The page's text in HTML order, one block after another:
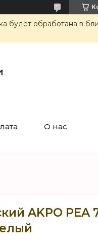
будет обработана в
О нас
AKPO PEA